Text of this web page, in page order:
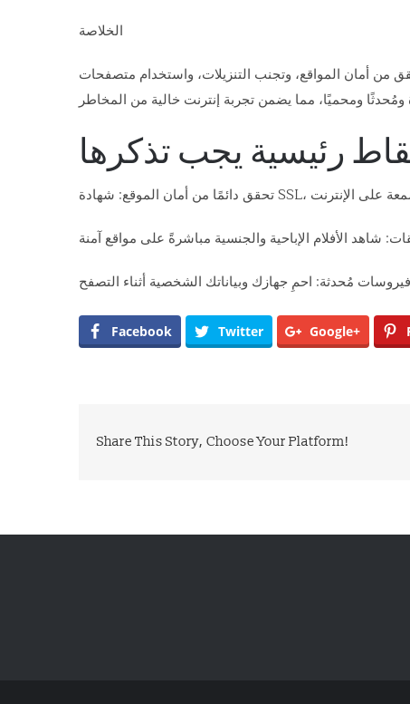
الخلاصة
من أمان المواقع، وتجنب التنزيلات، واستخدام متصفحات
Facebook Twitter Google+
Share This Story, Choose Your Platform!